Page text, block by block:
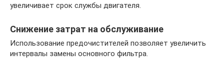
увеличивает срок службы двигателя.
Снижение затрат на обслуживание
Использование предочистителей позволяет увеличить
интервалы замены основного фильтра.